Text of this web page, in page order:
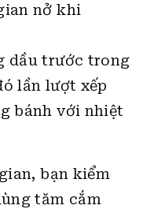
nở khi
dầu trước trong
lần lượt xếp
bánh với nhiệt
bạn kiểm
tăm cắm